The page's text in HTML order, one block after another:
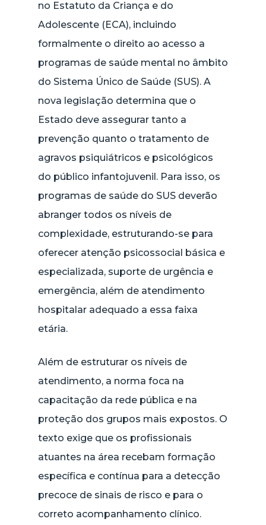
no Estatuto da Criança e do
Adolescente (ECA), incluindo
formalmente o direito ao acesso a
programas de saúde mental no âmbito
do Sistema Único de Saúde (SUS). A
nova legislação determina que o
Estado deve assegurar tanto a
prevenção quanto o tratamento de
agravos psiquiátricos e psicológicos
do público infantojuvenil. Para isso, os
programas de saúde do SUS deverão
abranger todos os níveis de
complexidade, estruturando-se para
oferecer atenção psicossocial básica e
especializada, suporte de urgência e
emergência, além de atendimento
hospitalar adequado a essa faixa
etária.
Além de estruturar os níveis de
atendimento, a norma foca na
capacitação da rede pública e na
proteção dos grupos mais expostos. O
texto exige que os profissionais
atuantes na área recebam formação
específica e contínua para a detecção
precoce de sinais de risco e para o
correto acompanhamento clínico.